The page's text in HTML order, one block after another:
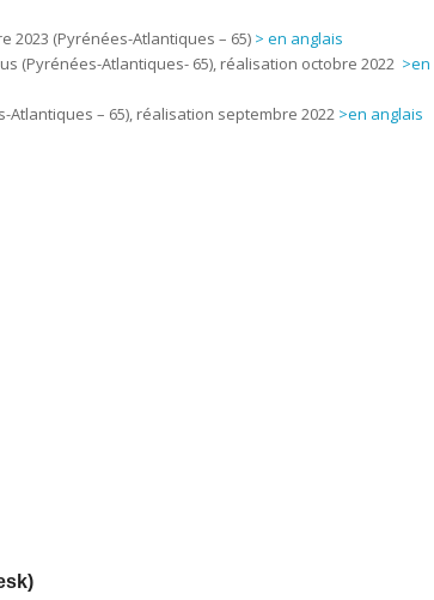
2023 (Pyrénées-Atlantiques – 65) > en anglais
(Pyrénées-Atlantiques- 65), réalisation octobre 2022 >en
– 65), réalisation septembre 2022 >en anglais